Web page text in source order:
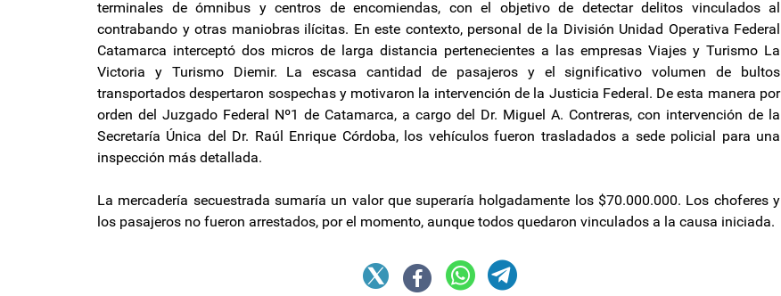
terminales de ómnibus y centros de encomiendas, con el objetivo de detectar delitos vinculados al
contrabando y otras maniobras ilícitas. En este contexto, personal de la División Unidad Operativa Federal
Catamarca interceptó dos micros de larga distancia pertenecientes a las empresas Viajes y Turismo La
Victoria y Turismo Diemir. La escasa cantidad de pasajeros y el significativo volumen de bultos
transportados despertaron sospechas y motivaron la intervención de la Justicia Federal. De esta manera por
orden del Juzgado Federal Nº1 de Catamarca, a cargo del Dr. Miguel A. Contreras, con intervención de la
Secretaría Única del Dr. Raúl Enrique Córdoba, los vehículos fueron trasladados a sede policial para una
inspección más detallada.
La mercadería secuestrada sumaría un valor que superaría holgadamente los $70.000.000. Los choferes y
los pasajeros no fueron arrestados, por el momento, aunque todos quedaron vinculados a la causa iniciada.